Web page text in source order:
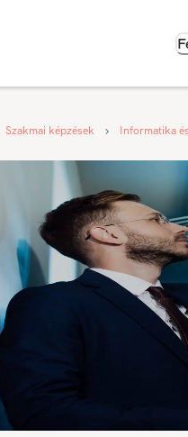
Szakmai képzések Informatika